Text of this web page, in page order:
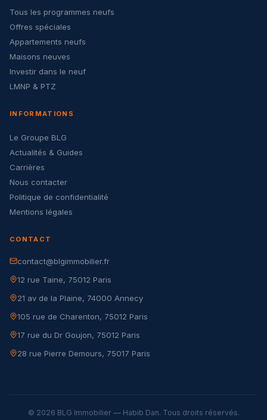
Tous les programmes neufs
Offres spéciales
Appartements neufs
Maisons neuves
Investir dans le neuf
LMNP & PTZ
INFORMATIONS
Le Groupe BLG
Actualités & Guides
Carrières
Nous contacter
Politique de confidentialité
Mentions légales
CONTACT
contact@blgimmobilier.fr
12 rue Taine, 75012 Paris
21 av de la Plaine, 74000 Annecy
105 rue de Charenton, 75012 Paris
17 rue du Dr Goujon, 75012 Paris
28 rue Pierre Demours, 75017 Paris
© 2026 BLG Immobilier — Habib Dan. Tous droits réservés.